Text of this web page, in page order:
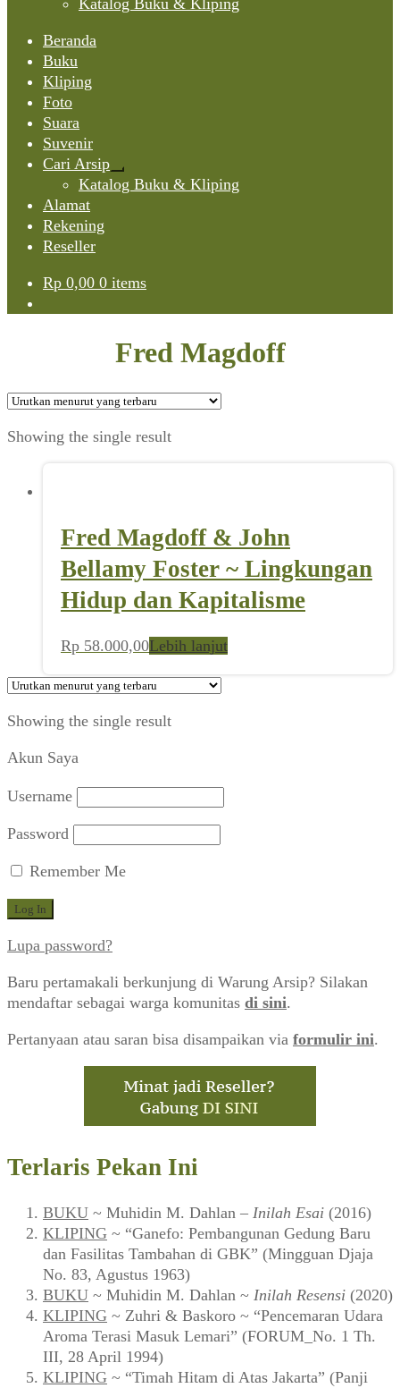
Katalog Buku & Kliping
Beranda
Buku
Kliping
Foto
Suara
Suvenir
Cari Arsip
Expand
child
Katalog Buku & Kliping
Alamat
Rekening
Reseller
Rp 0,00 0 items
Fred Magdoff
Showing the single result
Fred Magdoff & John
Bellamy Foster ~ Lingkungan
Hidup dan Kapitalisme
Rp 58.000,00Lebih lanjut
Showing the single result
Akun Saya
Username
Password
Remember Me
Lupa password?
Baru pertamakali berkunjung di Warung Arsip? Silakan
mendaftar sebagai warga komunitas di sini.
Pertanyaan atau saran bisa disampaikan via formulir ini.
Terlaris Pekan Ini
BUKU ~ Muhidin M. Dahlan – Inilah Esai (2016)
KLIPING ~ “Ganefo: Pembangunan Gedung Baru
dan Fasilitas Tambahan di GBK” (Mingguan Djaja
No. 83, Agustus 1963)
BUKU ~ Muhidin M. Dahlan ~ Inilah Resensi (2020)
KLIPING ~ Zuhri & Baskoro ~ “Pencemaran Udara
Aroma Terasi Masuk Lemari” (FORUM_No. 1 Th.
III, 28 April 1994)
KLIPING ~ “Timah Hitam di Atas Jakarta” (Panji